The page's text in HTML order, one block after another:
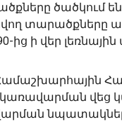
ծածկում են
ից ի վեր
վեց